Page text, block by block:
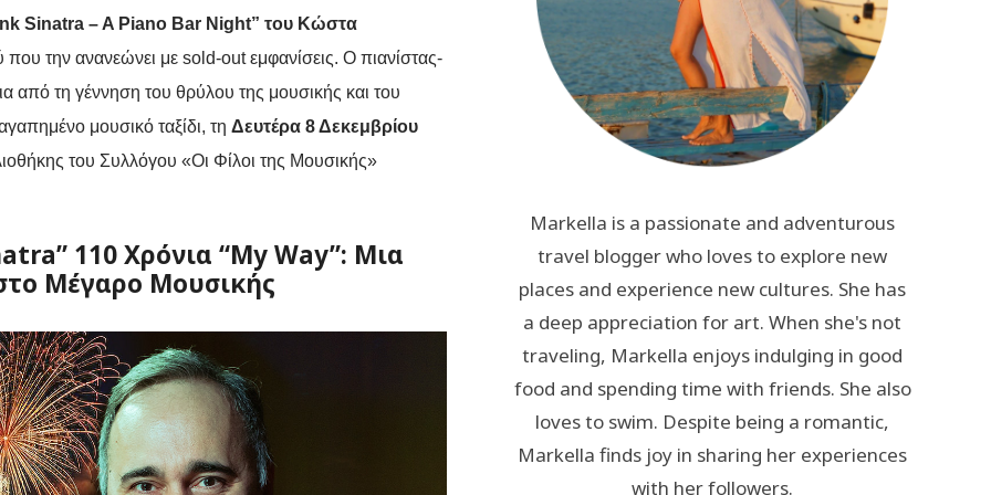
Sinatra – A Piano Bar Night” του Κώστα
την ανανεώνει με sold-out εμφανίσεις. Ο πιανίστας-
από τη γέννηση του θρύλου της μουσικής και του
μουσικό ταξίδι, τη Δευτέρα 8 Δεκεμβρίου
του Συλλόγου «Οι Φίλοι της Μουσικής»
110 Χρόνια “My Way”: Μια
Μέγαρο Μουσικής
Markella is a passionate and adventurous
travel blogger who loves to explore new
places and experience new cultures. She has
a deep appreciation for art. When she's not
traveling, Markella enjoys indulging in good
food and spending time with friends. She also
loves to swim. Despite being a romantic,
Markella finds joy in sharing her experiences
with her followers.